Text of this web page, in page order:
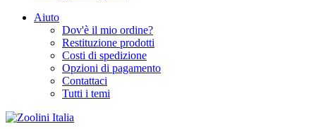
Aiuto
Dov'è il mio ordine?
Restituzione prodotti
Costi di spedizione
Opzioni di pagamento
Contattaci
Tutti i temi